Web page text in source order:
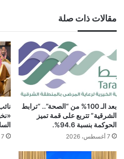
مقالات ذات صلة
بعد الـ 100% من “الصحة”.. “ترابط
الشرقية” تتربع على قمة تميز
الحوكمة بنسبة 94.6%.
7 أغسطس، 2026 7 أغسطس، 2026